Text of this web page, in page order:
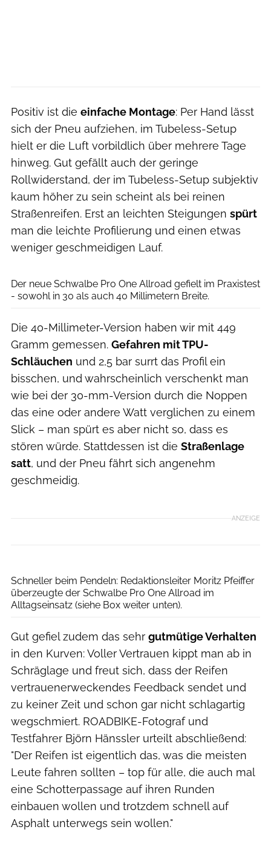
Positiv ist die einfache Montage: Per Hand lässt
sich der Pneu aufziehen, im Tubeless-Setup
hielt er die Luft vorbildlich über mehrere Tage
hinweg. Gut gefällt auch der geringe
Rollwiderstand, der im Tubeless-Setup subjektiv
kaum höher zu sein scheint als bei reinen
Straßenreifen. Erst an leichten Steigungen spürt
man die leichte Profilierung und einen etwas
weniger geschmeidigen Lauf.
Der neue Schwalbe Pro One Allroad gefielt im Praxistest
- sowohl in 30 als auch 40 Millimetern Breite.
Die 40-Millimeter-Version haben wir mit 449
Gramm gemessen. Gefahren mit TPU-
Schläuchen und 2,5 bar surrt das Profil ein
bisschen, und wahrscheinlich verschenkt man
wie bei der 30-mm-Version durch die Noppen
das eine oder andere Watt verglichen zu einem
Slick – man spürt es aber nicht so, dass es
stören würde. Stattdessen ist die Straßenlage
satt, und der Pneu fährt sich angenehm
geschmeidig.
ANZEIGE
Schneller beim Pendeln: Redaktionsleiter Moritz Pfeiffer
überzeugte der Schwalbe Pro One Allroad im
Alltagseinsatz (siehe Box weiter unten).
Gut gefiel zudem das sehr gutmütige Verhalten
in den Kurven: Voller Vertrauen kippt man ab in
Schräglage und freut sich, dass der Reifen
vertrauenerweckendes Feedback sendet und
zu keiner Zeit und schon gar nicht schlagartig
wegschmiert. ROADBIKE-Fotograf und
Testfahrer Björn Hänssler urteilt abschließend:
"Der Reifen ist eigentlich das, was die meisten
Leute fahren sollten – top für alle, die auch mal
eine Schotterpassage auf ihren Runden
einbauen wollen und trotzdem schnell auf
Asphalt unterwegs sein wollen."